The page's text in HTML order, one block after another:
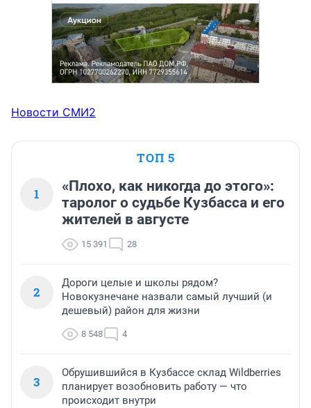
Новости СМИ2
ТОП 5
1
«Плохо, как никогда до этого»:
таролог о судьбе Кузбасса и его
жителей в августе
15 391 28
2
Дороги целые и школы рядом?
Новокузнечане назвали самый лучший (и
дешевый) район для жизни
8 548 4
3
Обрушившийся в Кузбассе склад Wildberries
планирует возобновить работу — что
происходит внутри